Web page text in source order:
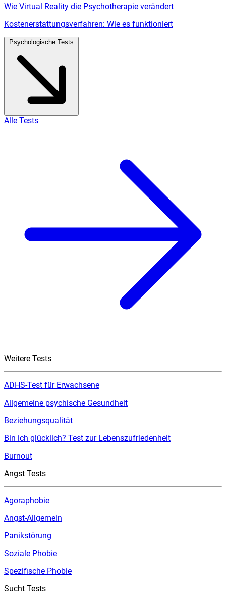
Wie Virtual Reality die Psychotherapie verändert
Kostenerstattungsverfahren: Wie es funktioniert
Alle Tests
Weitere Tests
ADHS-Test für Erwachsene
Allgemeine psychische Gesundheit
Beziehungsqualität
Bin ich glücklich? Test zur Lebenszufriedenheit
Burnout
Angst Tests
Agoraphobie
Angst-Allgemein
Panikstörung
Soziale Phobie
Spezifische Phobie
Sucht Tests